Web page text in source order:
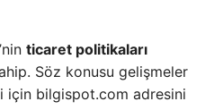
ticaret politikaları
Söz konusu gelişmeler
için bilgispot.com adresini